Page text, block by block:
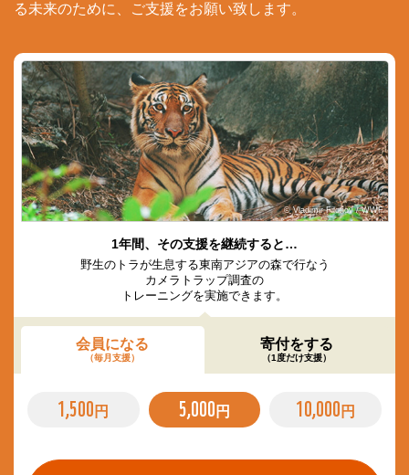
る未来のために、ご支援をお願い致します。
© Vladimir Filonov / WWF
1年間、その支援を継続すると…
野生のトラが生息する東南アジアの森で行なう
カメラトラップ調査の
トレーニングを実施できます。
会員になる
（毎月支援）
寄付をする
（1度だけ支援）
1,500 円 5,000 円 10,000 円